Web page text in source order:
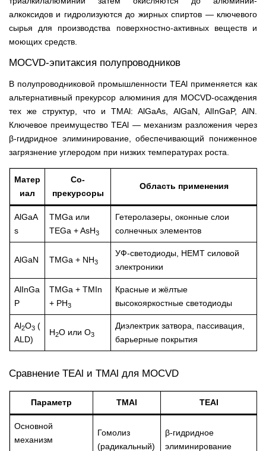
алкоксидов и гидролизуются до жирных спиртов — ключевого
сырья для производства поверхностно-активных веществ и
моющих средств.
MOCVD-эпитаксия полупроводников
В полупроводниковой промышленности TEAl применяется как
альтернативный прекурсор алюминия для MOCVD-осаждения
тех же структур, что и TMAl: AlGaAs, AlGaN, AlInGaP, AlN.
Ключевое преимущество TEAl — механизм разложения через
β-гидридное элиминирование, обеспечивающий пониженное
загрязнение углеродом при низких температурах роста.
Матер
иал
Со-
прекурсоры
Область применения
AlGaA
s
TMGa или
TEGa + AsH3
Гетеролазеры, оконные слои
солнечных элементов
AlGaN TMGa + NH3
УФ-светодиоды, HEMT силовой
электроники
AlInGa
P
TMGa + TMIn
+ PH3
Красные и жёлтые
высокояркостные светодиоды
Al2O3 (
ALD)
H2O или O3
Диэлектрик затвора, пассивация,
барьерные покрытия
Сравнение TEAl и TMAl для MOCVD
Параметр TMAl TEAl
Основной
механизм
Гомолиз
(радикальный)
β-гидридное
элиминирование